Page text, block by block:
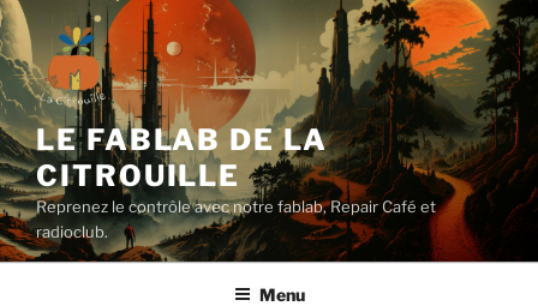
Aller
au
contenu
principal
LE FABLAB DE LA
CITROUILLE
Reprenez le contrôle avec notre fablab, Repair Café et
radioclub.
Menu